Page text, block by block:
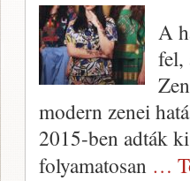
A
fel,
modern zenei
2015-ben adták
folyamatosan …